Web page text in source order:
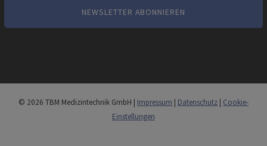
© 2026 TBM Medizintechnik GmbH | Impressum | Datenschutz | Cookie-
Einstellungen